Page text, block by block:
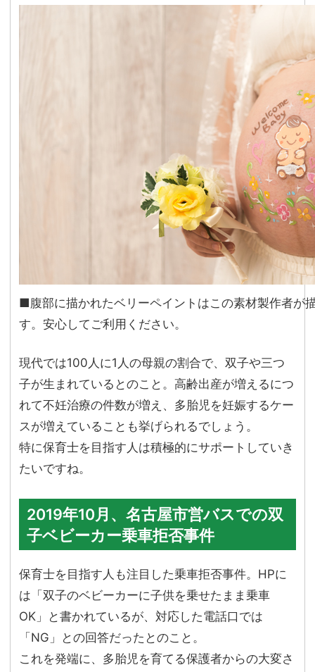
■腹部に描かれたベリーペイントはこの素材製作者が
す。安心してご利用ください。
現代では100人に1人の母親の割合で、双子や三つ
子が生まれているとのこと。高齢出産が増えるにつ
れて不妊治療の件数が増え、多胎児を妊娠するケー
スが増えていることも挙げられるでしょう。
特に保育士を目指す人は積極的にサポートしていき
たいですね。
2019年10月、名古屋市営バスでの双
子ベビーカー乗車拒否事件
保育士を目指す人も注目した乗車拒否事件。HPに
は「双子のベビーカーに子供を乗せたまま乗車
OK」と書かれているが、対応した電話口では
「NG」との回答だったとのこと。
これを発端に、多胎児を育てる保護者からの大変さ